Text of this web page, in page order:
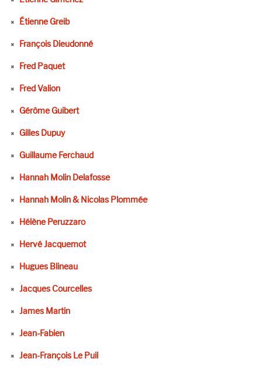
Étienne Greib
François Dieudonné
Fred Paquet
Fred Valion
Gérôme Guibert
Gilles Dupuy
Guillaume Ferchaud
Hannah Molin Delafosse
Hannah Molin & Nicolas Plommée
Hélène Peruzzaro
Hervé Jacquemot
Hugues Blineau
Jacques Courcelles
James Martin
Jean-Fabien
Jean-François Le Puil